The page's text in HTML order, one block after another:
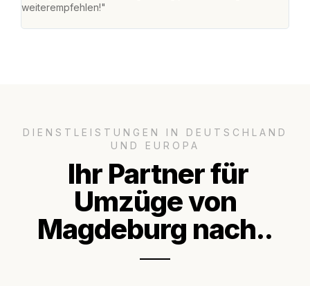
weiterempfehlen!"
DIENSTLEISTUNGEN IN DEUTSCHLAND
UND EUROPA
Ihr Partner für
Umzüge von
Magdeburg nach..